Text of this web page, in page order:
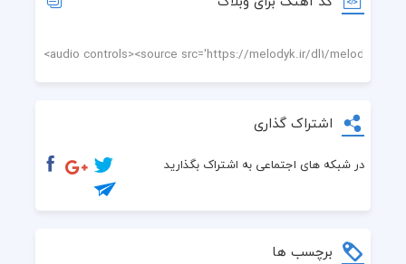
اشتراک گذاری
در شبکه های اجتماعی به اشتراک بگذارید
برچسب ها